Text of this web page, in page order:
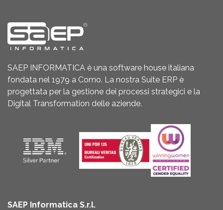
SAEP INFORMATICA è una software house italiana
fondata nel 1979 a Como. La nostra Suite ERP è
progettata per la gestione dei processi strategici e la
Digital Transformation delle aziende.
SAEP Informatica S.r.l.